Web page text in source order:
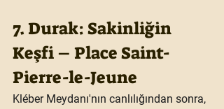
7. Durak: Sakinliğin
Keşfi – Place Saint-
Pierre-le-Jeune
Kléber Meydanı'nın canlılığından sonra,